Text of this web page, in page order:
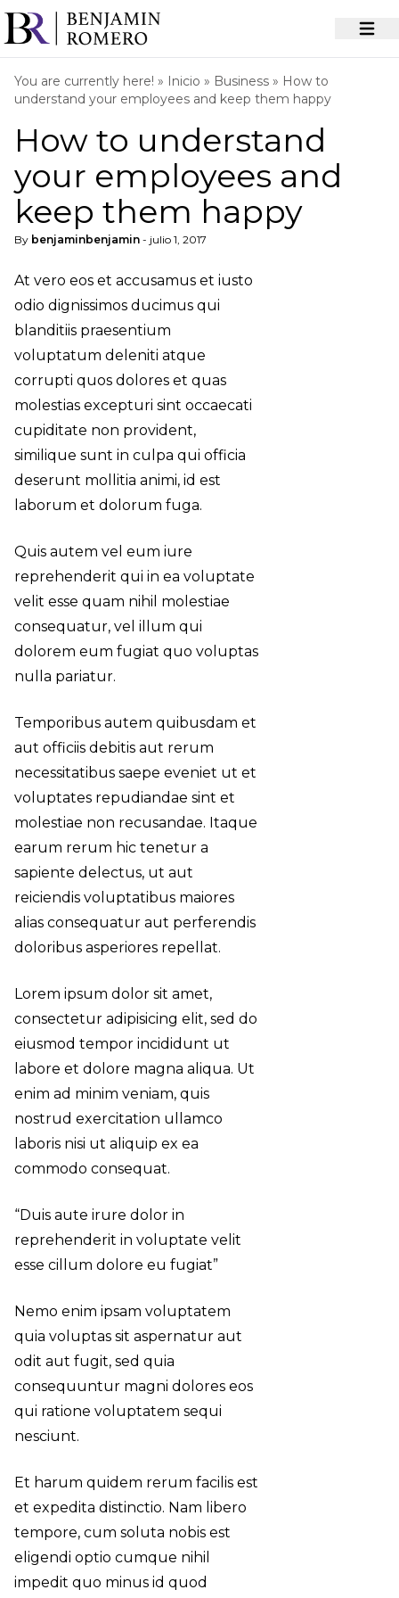
You are currently here! » Inicio » Business » How to
understand your employees and keep them happy
How to understand
your employees and
keep them happy
By benjaminbenjamin - julio 1, 2017
At vero eos et accusamus et iusto
odio dignissimos ducimus qui
blanditiis praesentium
voluptatum deleniti atque
corrupti quos dolores et quas
molestias excepturi sint occaecati
cupiditate non provident,
similique sunt in culpa qui officia
deserunt mollitia animi, id est
laborum et dolorum fuga.
Quis autem vel eum iure
reprehenderit qui in ea voluptate
velit esse quam nihil molestiae
consequatur, vel illum qui
dolorem eum fugiat quo voluptas
nulla pariatur.
Temporibus autem quibusdam et
aut officiis debitis aut rerum
necessitatibus saepe eveniet ut et
voluptates repudiandae sint et
molestiae non recusandae. Itaque
earum rerum hic tenetur a
sapiente delectus, ut aut
reiciendis voluptatibus maiores
alias consequatur aut perferendis
doloribus asperiores repellat.
Lorem ipsum dolor sit amet,
consectetur adipisicing elit, sed do
eiusmod tempor incididunt ut
labore et dolore magna aliqua. Ut
enim ad minim veniam, quis
nostrud exercitation ullamco
laboris nisi ut aliquip ex ea
commodo consequat.
“Duis aute irure dolor in
reprehenderit in voluptate velit
esse cillum dolore eu fugiat”
Nemo enim ipsam voluptatem
quia voluptas sit aspernatur aut
odit aut fugit, sed quia
consequuntur magni dolores eos
qui ratione voluptatem sequi
nesciunt.
Et harum quidem rerum facilis est
et expedita distinctio. Nam libero
tempore, cum soluta nobis est
eligendi optio cumque nihil
impedit quo minus id quod